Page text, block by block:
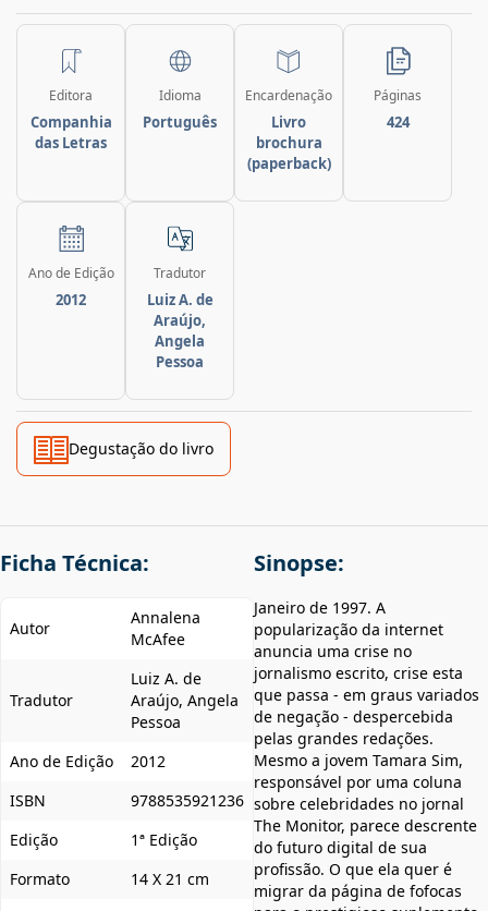
Editora
Companhia
das Letras
Idioma
Português
Encardenação
Livro
brochura
(paperback)
Páginas
424
Ano de Edição
2012
Tradutor
Luiz A. de
Araújo,
Angela
Pessoa
Degustação do livro
Ficha Técnica:
Autor
Annalena
McAfee
Tradutor
Luiz A. de
Araújo, Angela
Pessoa
Ano de Edição
2012
ISBN
9788535921236
Edição
1ª Edição
Formato
14 X 21 cm
Sinopse:
Janeiro de 1997. A
popularização da internet
anuncia uma crise no
jornalismo escrito, crise esta
que passa - em graus variados
de negação - despercebida
pelas grandes redações.
Mesmo a jovem Tamara Sim,
responsável por uma coluna
sobre celebridades no jornal
The Monitor, parece descrente
do futuro digital de sua
profissão. O que ela quer é
migrar da página de fofocas